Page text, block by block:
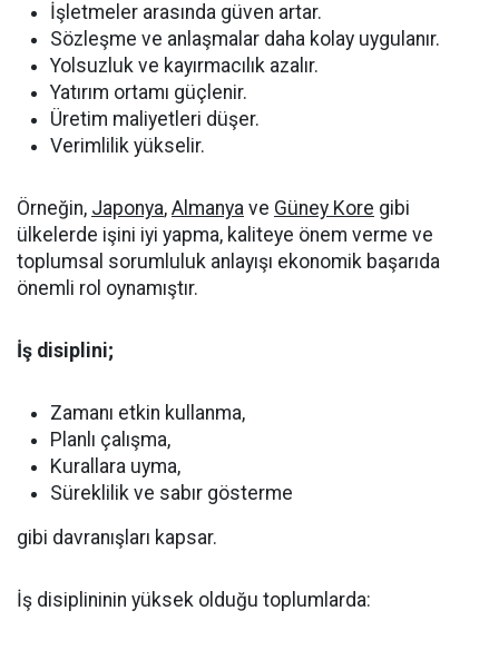
İşletmeler arasında güven artar.
Sözleşme ve anlaşmalar daha kolay uygulanır.
Yolsuzluk ve kayırmacılık azalır.
Yatırım ortamı güçlenir.
Üretim maliyetleri düşer.
Verimlilik yükselir.
Örneğin, Japonya, Almanya ve Güney Kore gibi
ülkelerde işini iyi yapma, kaliteye önem verme ve
toplumsal sorumluluk anlayışı ekonomik başarıda
önemli rol oynamıştır.
İş disiplini;
Zamanı etkin kullanma,
Planlı çalışma,
Kurallara uyma,
Süreklilik ve sabır gösterme
gibi davranışları kapsar.
İş disiplininin yüksek olduğu toplumlarda: